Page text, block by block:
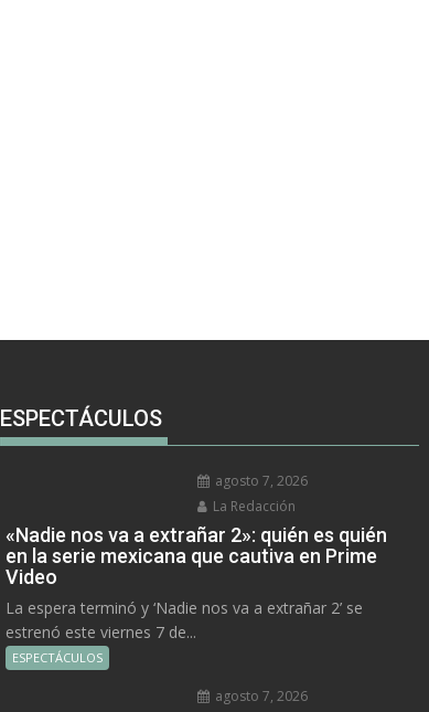
ESPECTÁCULOS
agosto 7, 2026
La Redacción
«Nadie nos va a extrañar 2»: quién es quién
en la serie mexicana que cautiva en Prime
Video
La espera terminó y ‘Nadie nos va a extrañar 2’ se
estrenó este viernes 7 de...
ESPECTÁCULOS
agosto 7, 2026